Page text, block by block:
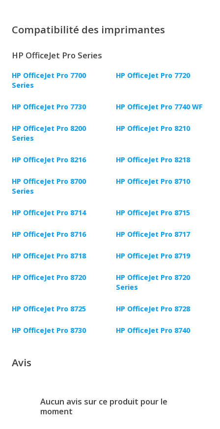
Compatibilité des imprimantes
HP OfficeJet Pro Series
HP OfficeJet Pro 7700
Series
HP OfficeJet Pro 7720
HP OfficeJet Pro 7730 HP OfficeJet Pro 7740 WF
HP OfficeJet Pro 8200
Series
HP OfficeJet Pro 8210
HP OfficeJet Pro 8216 HP OfficeJet Pro 8218
HP OfficeJet Pro 8700
Series
HP OfficeJet Pro 8710
HP OfficeJet Pro 8714 HP OfficeJet Pro 8715
HP OfficeJet Pro 8716 HP OfficeJet Pro 8717
HP OfficeJet Pro 8718 HP OfficeJet Pro 8719
HP OfficeJet Pro 8720
HP OfficeJet Pro 8720
Series
HP OfficeJet Pro 8725 HP OfficeJet Pro 8728
HP OfficeJet Pro 8730 HP OfficeJet Pro 8740
Avis
Aucun avis sur ce produit pour le
moment